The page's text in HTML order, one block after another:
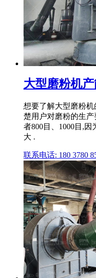
大型磨粉机
想要了解大型磨粉
楚用户对磨粉的生产
者800目、1000目,
大 .
联系电话: 180 3780